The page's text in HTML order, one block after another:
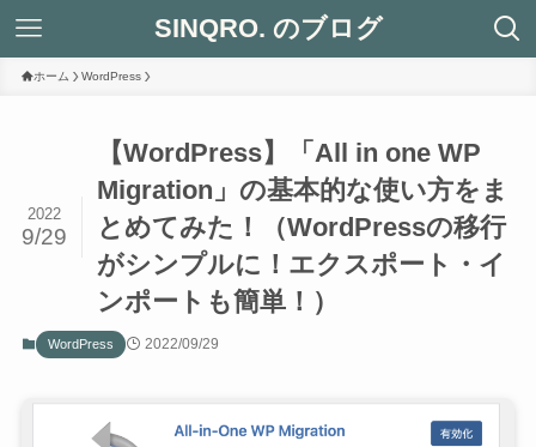
SINQRO. のブログ
ホーム WordPress
【WordPress】「All in one WP
Migration」の基本的な使い方をま
とめてみた！（WordPressの移行
がシンプルに！エクスポート・イ
ンポートも簡単！）
2022
9/29
WordPress 2022/09/29